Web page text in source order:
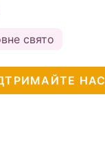
свято
НАС